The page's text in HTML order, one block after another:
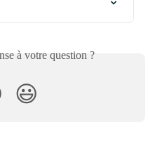
à votre question ?
😃